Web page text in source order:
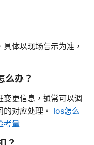
体以现场告示为准，
么办？
变更信息，通常可以调
对应处理。 Ios怎么
考量
？